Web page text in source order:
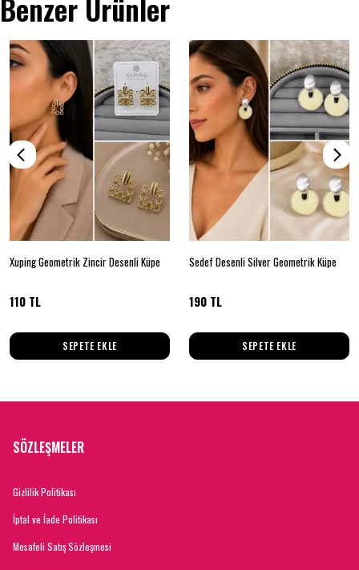
Xuping Geometrik Zincir Desenli Küpe
110 TL
SEPETE EKLE
Sedef Desenli Silver Geometrik Küpe
190 TL
SEPETE EKLE
SÖZLEŞMELER
Gizlilik Politikası
İptal ve İade Politikası
Mesafeli Satış Sözleşmesi